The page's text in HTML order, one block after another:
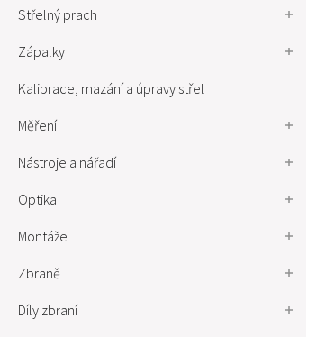
Střelný prach
Zápalky
Kalibrace, mazání a úpravy střel
Měření
Nástroje a nářadí
Optika
Montáže
Zbraně
Díly zbraní